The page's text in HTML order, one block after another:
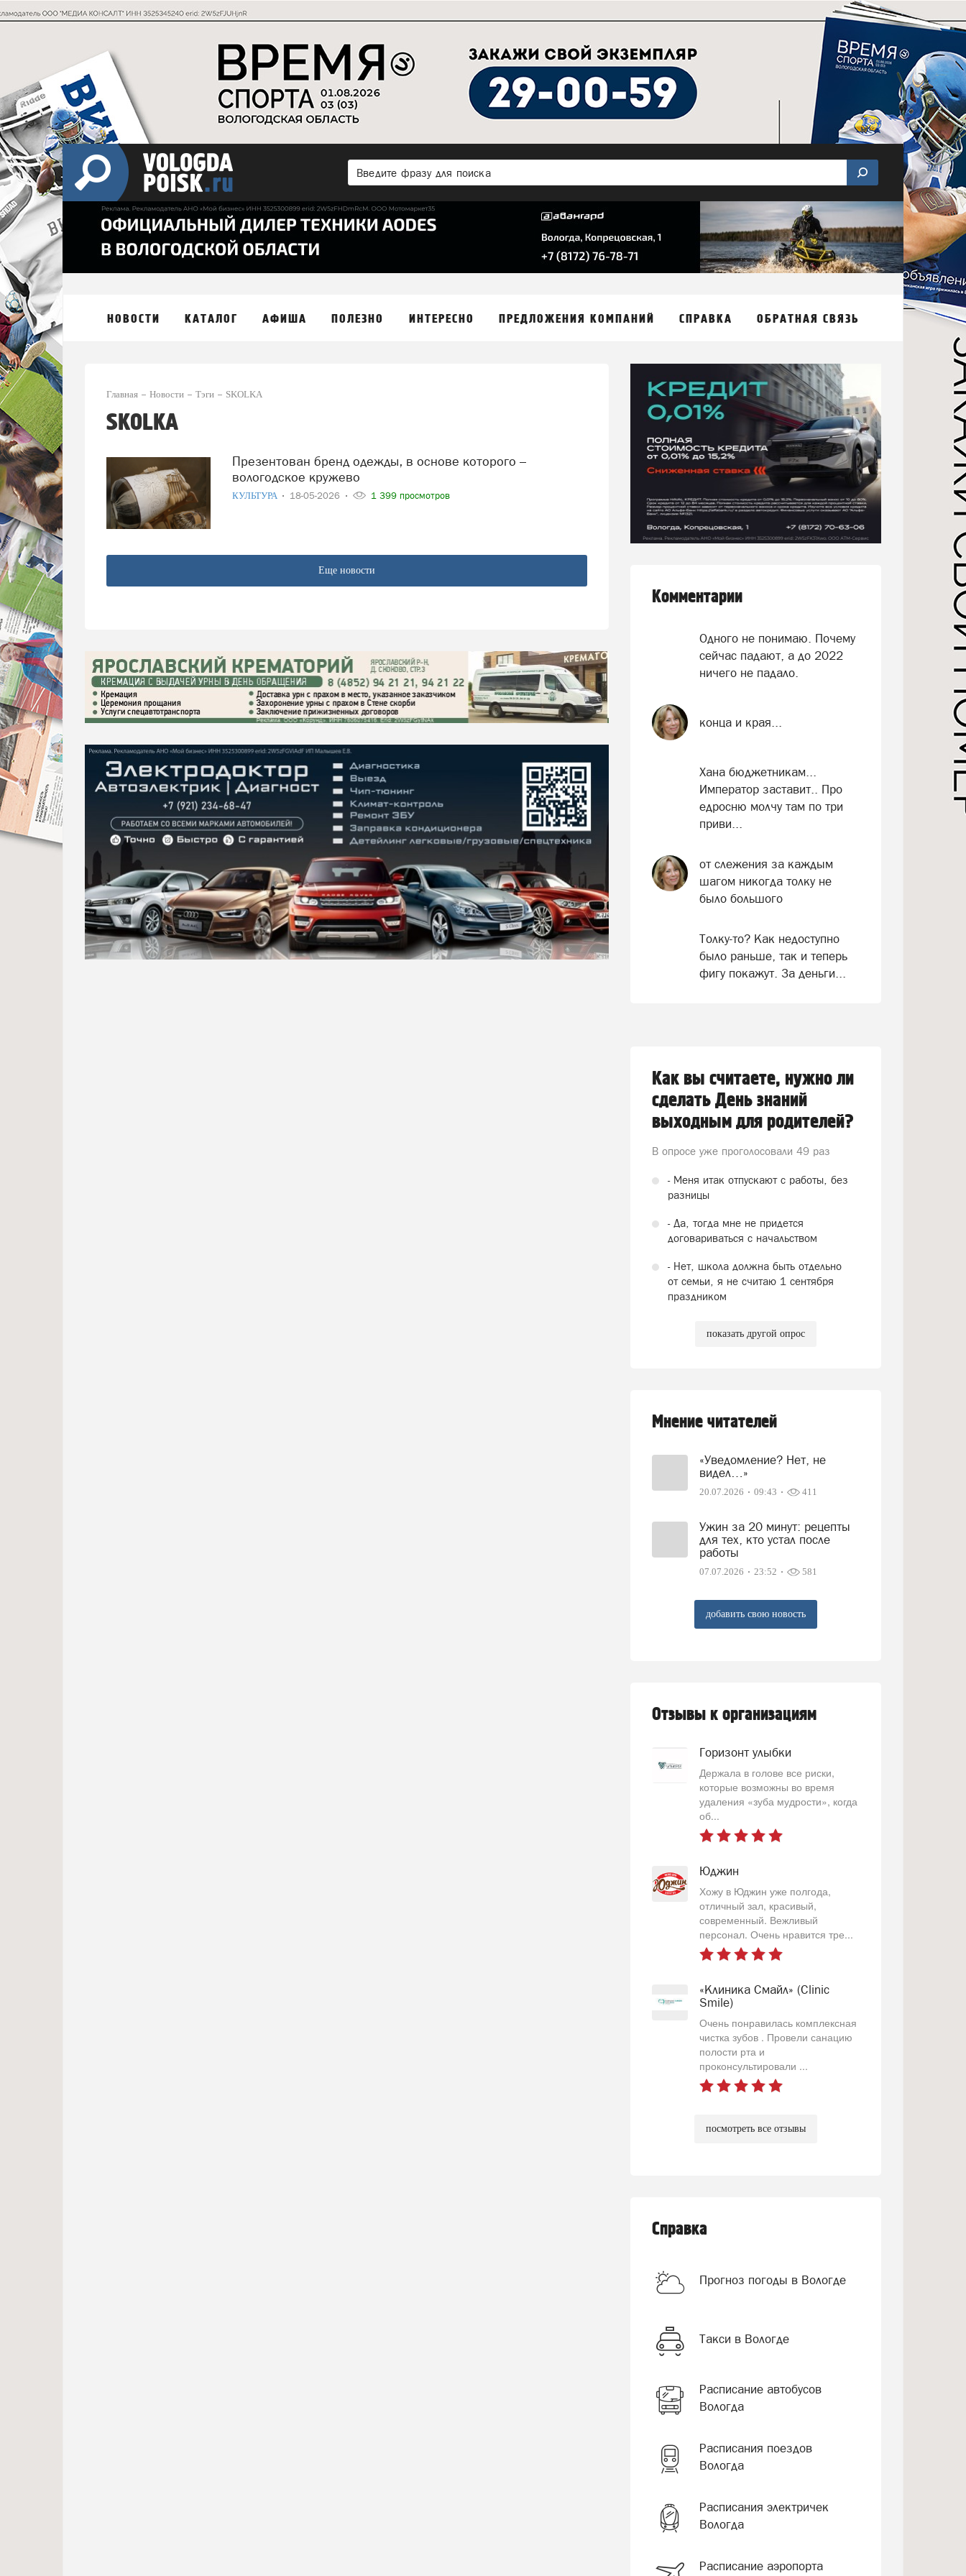
НОВОСТИ КАТАЛОГ АФИША ПОЛЕЗНО ИНТЕРЕСНО ПРЕДЛОЖЕНИЯ КОМПАНИЙ СПРАВКА ОБРАТНАЯ СВЯЗЬ
Главная Новости Тэги SKOLKA
SKOLKA
Презентован бренд одежды, в основе которого –
вологодское кружево
КУЛЬТУРА 18-05-2026 1 399 просмотров
Еще новости
Комментарии
Одного не понимаю. Почему
сейчас падают, а до 2022
ничего не падало.
конца и края...
Хана бюджетникам...
Император заставит.. Про
едросню молчу там по три
приви...
от слежения за каждым
шагом никогда толку не
было большого
Толку-то? Как недоступно
было раньше, так и теперь
фигу покажут. За деньги...
Как вы считаете, нужно ли
сделать День знаний
выходным для родителей?
В опросе уже проголосовали 49 раз
- Меня итак отпускают с работы, без
разницы
- Да, тогда мне не придется
договариваться с начальством
- Нет, школа должна быть отдельно
от семьи, я не считаю 1 сентября
праздником
показать другой опрос
Мнение читателей
«Уведомление? Нет, не
видел…»
20.07.2026 09:43 411
Ужин за 20 минут: рецепты
для тех, кто устал после
работы
07.07.2026 23:52 581
добавить свою новость
Отзывы к организациям
Горизонт улыбки
Держала в голове все риски,
которые возможны во время
удаления «зуба мудрости», когда
об...
Юджин
Хожу в Юджин уже полгода,
отличный зал, красивый,
современный. Вежливый
персонал. Очень нравится тре...
«Клиника Смайл» (Clinic
Smile)
Очень понравилась комплексная
чистка зубов . Провели санацию
полости рта и
проконсультировали ...
посмотреть все отзывы
Справка
Прогноз погоды в Вологде
Такси в Вологде
Расписание автобусов
Вологда
Расписания поездов
Вологда
Расписания электричек
Вологда
Расписание аэропорта